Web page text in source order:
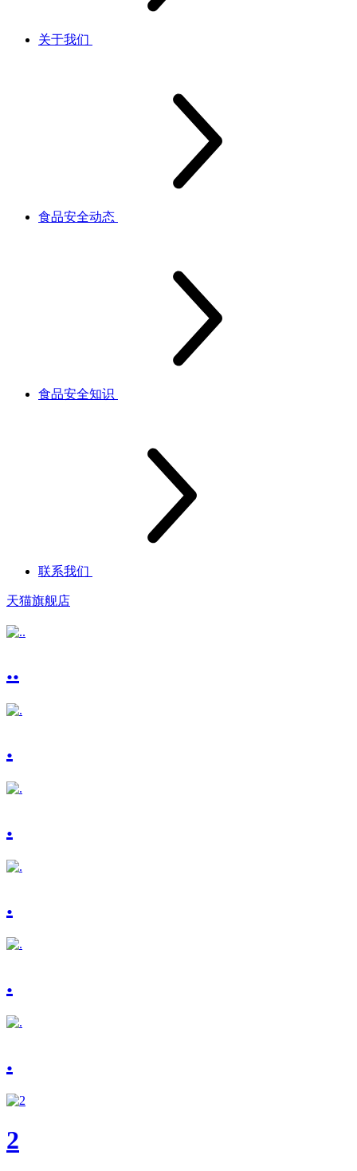
关于我们
食品安全动态
食品安全知识
联系我们
天猫旗舰店
..
.
.
.
.
.
2